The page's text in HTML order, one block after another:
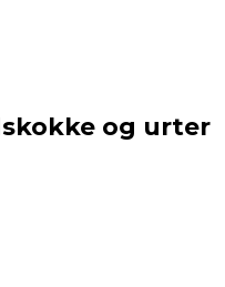
og urter